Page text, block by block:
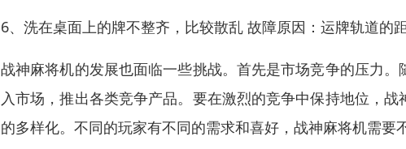
6、洗在桌面上的牌不整齐，比较散乱 故障原因：运牌轨道的
战神麻将机的发展也面临一些挑战。首先是市场竞争的压力
入市场，推出各类竞争产品。要在激烈的竞争中保持地位，
的多样化。不同的玩家有不同的需求和喜好，战神麻将机需要